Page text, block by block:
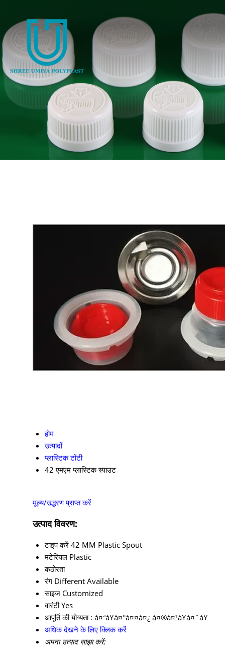
होम
उत्पादों
प्लास्टिक टोंटी
42 एमएम प्लास्टिक स्पाउट
मूल्य/उद्धरण प्राप्त करें
उत्पाद विवरण:
टाइप करें 42 MM Plastic Spout
मटेरियल Plastic
कठोरता
रंग Different Available
साइज Customized
वारंटी Yes
आपूर्ति की योग्यता : à¤ªà¥à¤°à¤¤à¤¿ à¤®à¤¹à¥à¤¨à¥
अधिक देखने के लिए क्लिक करें
अपना उत्पाद साझा करें: